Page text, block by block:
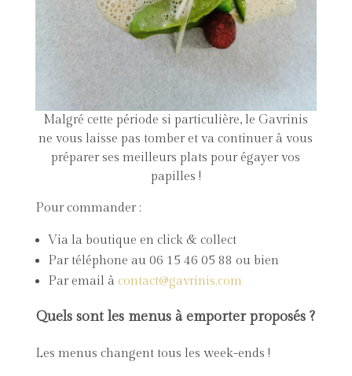
Malgré cette période si particulière, le Gavrinis
ne vous laisse pas tomber et va continuer à vous
préparer ses meilleurs plats pour égayer vos
papilles !
Pour commander :
Via la boutique en click & collect
Par téléphone au 06 15 46 05 88 ou bien
Par email à contact@gavrinis.com
Quels sont les menus à emporter proposés ?
Les menus changent tous les week-ends !